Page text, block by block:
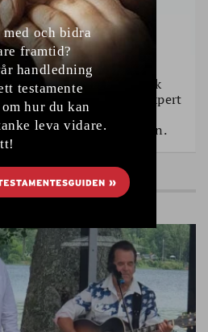
seniorer!
det vill säga
kraft snabbt, är en kritisk
Seniorens träningsexpert
i medicinsk
som tränar förmågan.